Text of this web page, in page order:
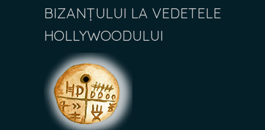
BIZANȚULUI LA VEDETELE
HOLLYWOODULUI